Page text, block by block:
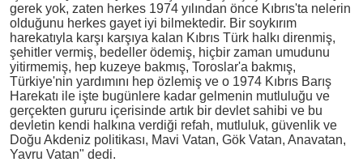
gerek yok, zaten herkes 1974 yılından önce Kıbrıs'ta nelerin
olduğunu herkes gayet iyi bilmektedir. Bir soykırım
harekatıyla karşı karşıya kalan Kıbrıs Türk halkı direnmiş,
şehitler vermiş, bedeller ödemiş, hiçbir zaman umudunu
yitirmemiş, hep kuzeye bakmış, Toroslar'a bakmış,
Türkiye'nin yardımını hep özlemiş ve o 1974 Kıbrıs Barış
Harekatı ile işte bugünlere kadar gelmenin mutluluğu ve
gerçekten gururu içerisinde artık bir devlet sahibi ve bu
devletin kendi halkına verdiği refah, mutluluk, güvenlik ve
Doğu Akdeniz politikası, Mavi Vatan, Gök Vatan, Anavatan,
Yavru Vatan" dedi.